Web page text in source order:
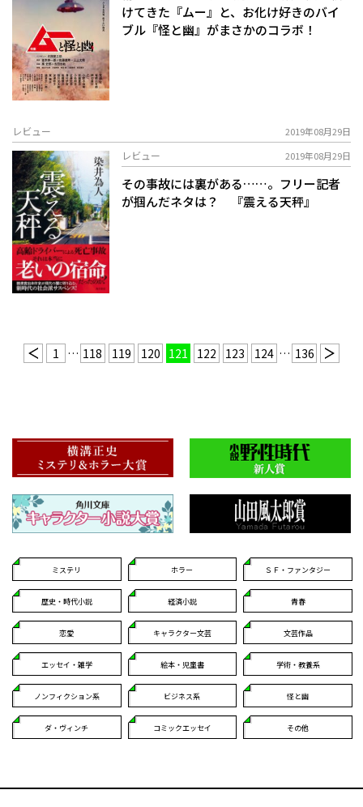
けてきた『ムー』と、お化け好きのバイ
ブル『怪と幽』がまさかのコラボ！
レビュー 2019年08月29日
レビュー 2019年08月29日
その事故には裏がある……。フリー記者
が掴んだネタは？ 『震える天秤』
1 … 118 119 120 121 122 123 124 … 136
ミステリ ホラー ＳＦ・ファンタジー
歴史・時代小説 経済小説 青春
恋愛 キャラクター文芸 文芸作品
エッセイ・雑学 絵本・児童書 学術・教養系
ノンフィクション系 ビジネス系 怪と幽
ダ・ヴィンチ コミックエッセイ その他